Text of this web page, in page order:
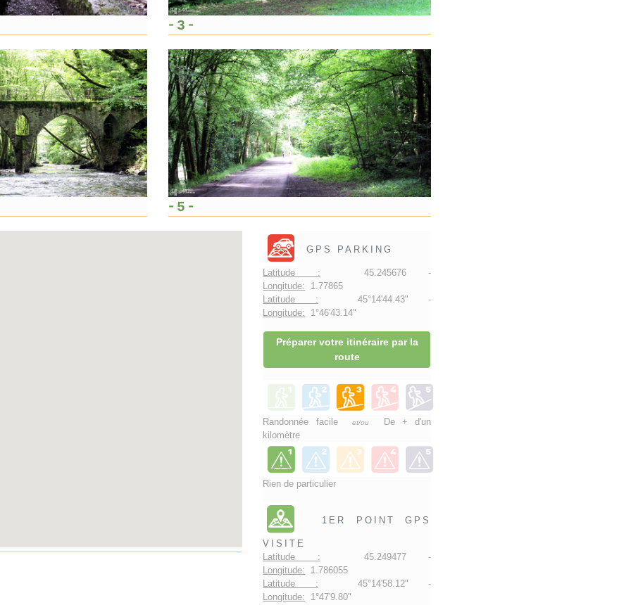
- 3 -
- 5 -
GPS PARKING
Latitude : 45.245676 -
Longitude: 1.77865
Latitude : 45°14'44.43" -
Longitude: 1°46'43.14"
Préparer votre itinéraire par la
route
Randonnée facileet/ou
De + d'un
kilomètre
Rien de particulier
1ER POINT GPS
VISITE
Latitude : 45.249477 -
Longitude: 1.786055
Latitude : 45°14'58.12" -
Longitude: 1°47'9.80"